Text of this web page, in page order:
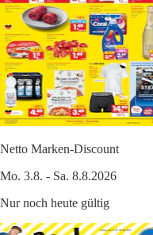
Netto Marken-Discount
Mo. 3.8. - Sa. 8.8.2026
Nur noch heute gültig